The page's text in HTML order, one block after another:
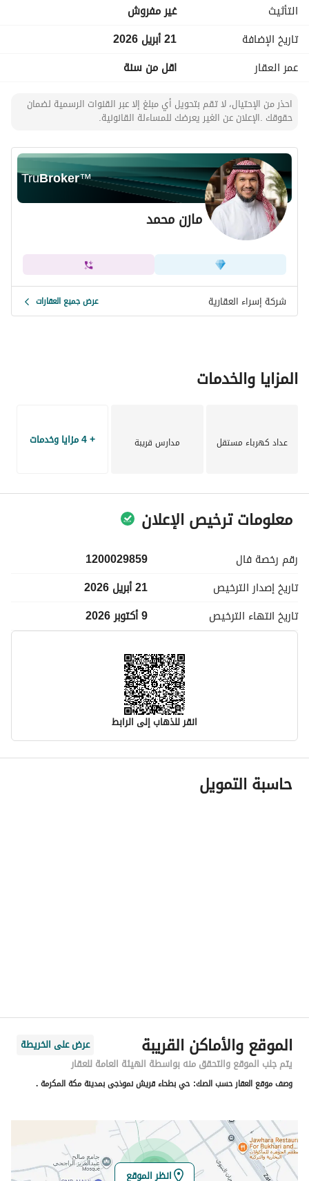
التأثيث
غير مفروش
تاريخ الإضافة
21 أبريل 2026
عمر العقار
اقل من سنة
احذر من الإحتيال، لا تقم بتحويل أي مبلغ إلا عبر القنوات الرسمية لضمان
حقوقك .الإعلان عن الغير يعرضك للمساءلة القانونية.
TruBroker™
مازن محمد
شركة إسراء العقارية عرض جميع العقارات
المزايا والخدمات
عداد كهرباء مستقل مدارس قريبة + 4 مزايا وخدمات
معلومات ترخيص الإعلان
رقم رخصة فال
1200029859
تاريخ إصدار الترخيص
21 أبريل 2026
تاريخ انتهاء الترخيص 9 أكتوبر 2026
انقر للذهاب إلى الرابط
معلومات مسؤول الإعلان
اسم المسؤول
رقم المبنى
4931
الرقم الاضافي
7359
خط العرض
21.373457247523536
خط الطول
39.83087645192501
حاسبة التمويل
الموقع والأماكن القريبة
عرض على الخريطة
يتم جلب الموقع والتحقق منه بواسطة الهيئة العامة للعقار
وصف موقع العقار حسب الصك: حي بطحاء قريش نموذجى بمدينة مكة المكرمة .
انظر الموقع